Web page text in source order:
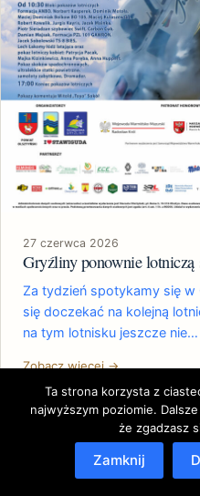
27 czerwca 2026
Gryźliny ponownie
Za tydzień spotykamy się w
się doczekać na kolejną
na tym lotnisku jeszcze nie…
Zobacz więcej →
Ta strona korzysta z
najwyższym poziomie.
że zgadzasz
Zamknij